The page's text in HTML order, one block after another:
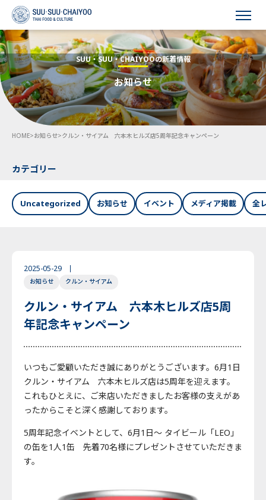
HOME
会社概要
事業内容
採用情報
お知らせ
お問い合わせ
English Japanese
SUU・SUU・CHAIYOOの新着情報
お知らせ
HOME>お知らせ>クルン・サイアム 六本木ヒルズ店5周年記念キャンペーン
カテゴリー
Uncategorized お知らせ イベント メディア掲載 全
2025-05-29
お知らせ クルン・サイアム
クルン・サイアム 六本木ヒルズ店5周
年記念キャンペーン
いつもご愛顧いただき誠にありがとうございます。6月1日
クルン・サイアム 六本木ヒルズ店は5周年を迎えます。
これもひとえに、ご来店いただきましたお客様の支えがあ
ったからこそと深く感謝しております。
5周年記念イベントとして、6月1日～ タイビール「LEO」
の缶を1人1缶 先着70名様にプレゼントさせていただきま
す。